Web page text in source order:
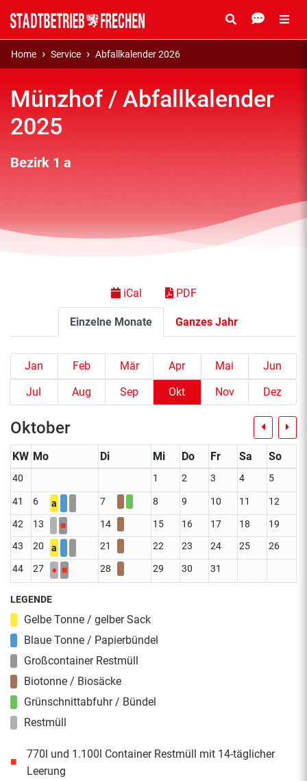
Home Service Abfallkalender 2026
Münzhof / Abfallkalender
2025
Bezirk 1 a
Einzelne Monate Ganzes Jahr
iCal PDF
Jan Feb Mär Apr Mai
Jun
Jul
Aug Sep Okt Nov Dez
Oktober
KW Mo Di Mi Do Fr Sa So
40 1 2 3 4 5
41 6 a 7 8 9 10 11 12
42 13 ■ 14 15 16 17 18
19
43
20 a 21 22 23 24 25 26
44 27 ● ■ 28 29 30 31
LEGENDE
Gelbe Tonne / gelber Sack
Blaue Tonne / Papierbündel
Großcontainer Restmüll
Biotonne / Biosäcke
Grünschnittabfuhr / Bündel
Restmüll
■
770l und 1.100l Container Restmüll mit 14-täglicher
Leerung